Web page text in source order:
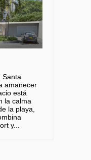
Santa
amanecer
está
la calma
la playa,
y